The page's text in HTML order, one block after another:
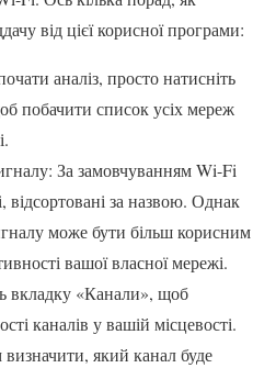
від цієї корисної програми:
аналіз, просто натисніть
побачити список усіх мереж
За замовчуванням Wi-Fi
відсортовані за назвою. Однак
може бути більш корисним
вашої власної мережі.
вкладку «Канали», щоб
каналів у вашій місцевості.
який канал буде